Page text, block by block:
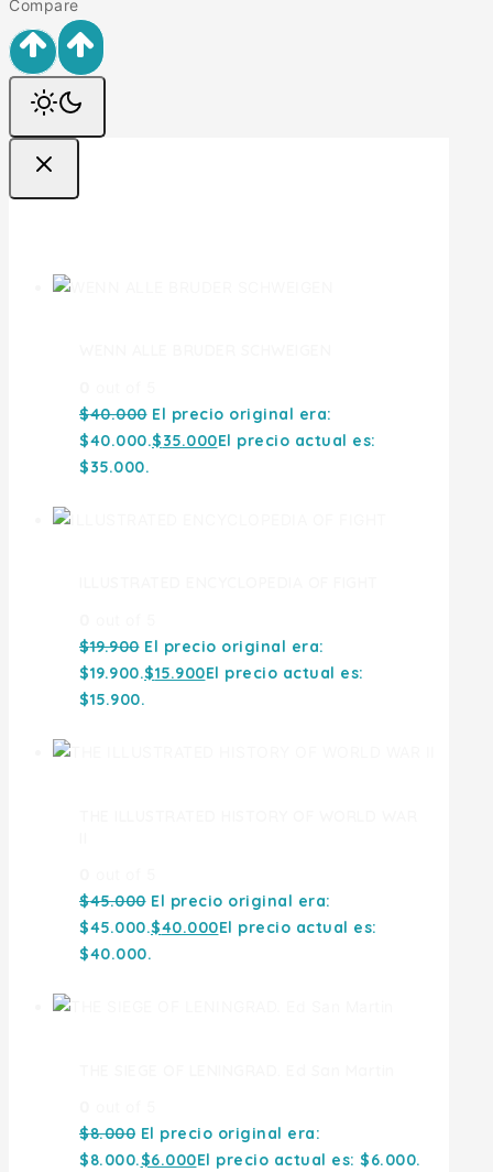
Compare
$40.000 El precio original era:
$40.000.$35.000El precio actual es:
$35.000.
$19.900 El precio original era:
$19.900.$15.900El precio actual es:
$15.900.
$45.000 El precio original era:
$45.000.$40.000El precio actual es:
$40.000.
$8.000 El precio original era:
$8.000.$6.000El precio actual es: $6.000.